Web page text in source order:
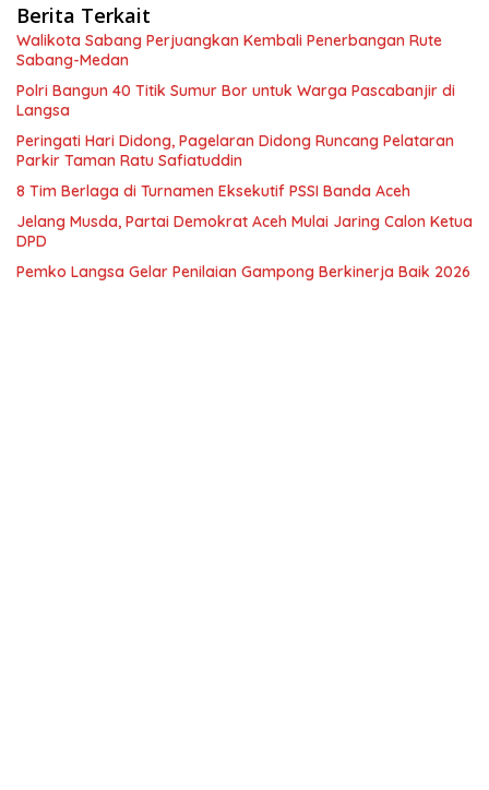
Berita Terkait
Walikota Sabang Perjuangkan Kembali Penerbangan Rute
Sabang-Medan
Polri Bangun 40 Titik Sumur Bor untuk Warga Pascabanjir di
Langsa
Peringati Hari Didong, Pagelaran Didong Runcang Pelataran
Parkir Taman Ratu Safiatuddin
8 Tim Berlaga di Turnamen Eksekutif PSSI Banda Aceh
Jelang Musda, Partai Demokrat Aceh Mulai Jaring Calon Ketua
DPD
Pemko Langsa Gelar Penilaian Gampong Berkinerja Baik 2026